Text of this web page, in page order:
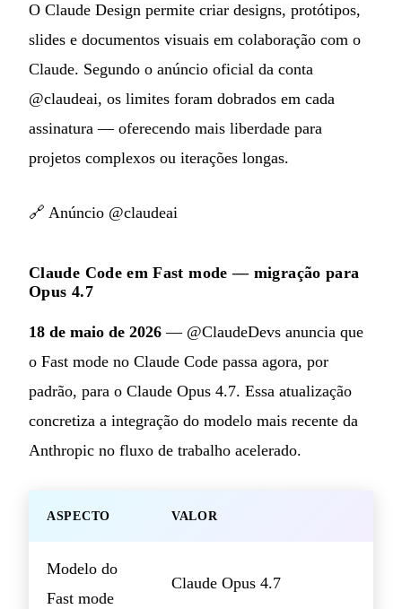
O Claude Design permite criar designs, protótipos,
slides e documentos visuais em colaboração com o
Claude. Segundo o anúncio oficial da conta
@claudeai, os limites foram dobrados em cada
assinatura — oferecendo mais liberdade para
projetos complexos ou iterações longas.
🔗 Anúncio @claudeai
Claude Code em Fast mode — migração para
Opus 4.7
18 de maio de 2026 — @ClaudeDevs anuncia que
o Fast mode no Claude Code passa agora, por
padrão, para o Claude Opus 4.7. Essa atualização
concretiza a integração do modelo mais recente da
Anthropic no fluxo de trabalho acelerado.
ASPECTO VALOR
Modelo do
Fast mode
Claude Opus 4.7